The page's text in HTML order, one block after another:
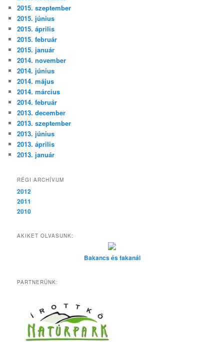
2015. szeptember
2015. június
2015. április
2015. február
2015. január
2014. november
2014. június
2014. május
2014. március
2014. február
2013. december
2013. szeptember
2013. június
2013. április
2013. január
RÉGI ARCHÍVUM
2012
2011
2010
AKIKET OLVASUNK:
Bakancs és fakanál
PARTNERÜNK: